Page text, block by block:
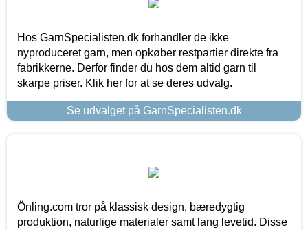
Hos GarnSpecialisten.dk forhandler de ikke
nyproduceret garn, men opkøber restpartier direkte fra
fabrikkerne. Derfor finder du hos dem altid garn til
skarpe priser. Klik her for at se deres udvalg.
Se udvalget på GarnSpecialisten.dk
Önling.com tror på klassisk design, bæredygtig
produktion, naturlige materialer samt lang levetid. Disse